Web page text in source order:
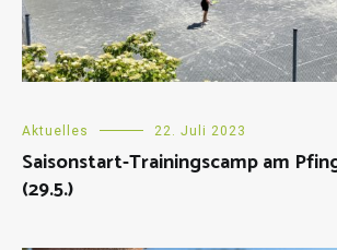
Aktuelles 22. Juli 2023
Saisonstart-Trainingscamp am
(29.5.)